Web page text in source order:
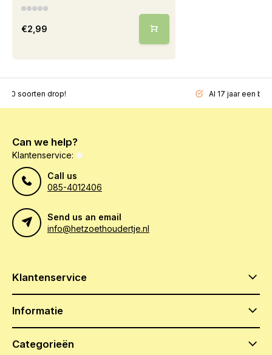
€2,99
soorten drop! Al 17 jaar een
Can we help?
Klantenservice:
Call us
085-4012406
Send us an email
info@hetzoethoudertje.nl
Klantenservice
Informatie
Categorieën